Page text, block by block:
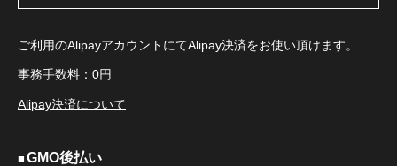
ご利用のAlipayアカウントにてAlipay決済をお使い頂けます。
事務手数料：0円
Alipay決済について
GMO後払い